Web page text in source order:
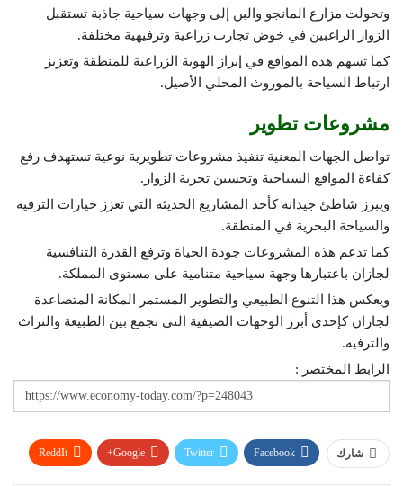
وتحولت مزارع المانجو والبن إلى وجهات سياحية جاذبة تستقبل
الزوار الراغبين في خوض تجارب زراعية وترفيهية مختلفة.
كما تسهم هذه المواقع في إبراز الهوية الزراعية للمنطقة وتعزيز
ارتباط السياحة بالموروث المحلي الأصيل.
مشروعات تطوير
تواصل الجهات المعنية تنفيذ مشروعات تطويرية نوعية تستهدف رفع
كفاءة المواقع السياحية وتحسين تجربة الزوار.
ويبرز شاطئ جيدانة كأحد المشاريع الحديثة التي تعزز خيارات الترفيه
والسياحة البحرية في المنطقة.
كما تدعم هذه المشروعات جودة الحياة وترفع القدرة التنافسية
لجازان باعتبارها وجهة سياحية متنامية على مستوى المملكة.
ويعكس هذا التنوع الطبيعي والتطوير المستمر المكانة المتصاعدة
لجازان كإحدى أبرز الوجهات الصيفية التي تجمع بين الطبيعة والتراث
والترفيه.
الرابط المختصر :
شارك Facebook
Twitter
Google+
ReddIt